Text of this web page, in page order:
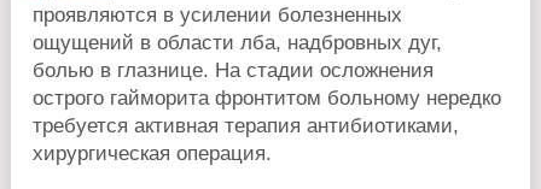
проявляются в усилении болезненных
ощущений в области лба, надбровных дуг,
болью в глазнице. На стадии осложнения
острого гайморита фронтитом больному нередко
требуется активная терапия антибиотиками,
хирургическая операция.